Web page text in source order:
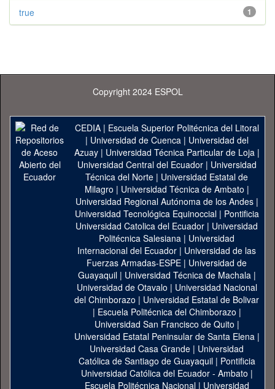
1
true
Copyright 2024 ESPOL
CEDIA| Escuela Superior Politécnica del Litoral
| Universidad de Cuenca| Universidad del
Azuay| Universidad Técnica Particular de Loja|
Universidad Central del Ecuador| Universidad
Técnica del Norte | Universidad Estatal de
Milagro | Universidad Técnica de Ambato |
Universidad Regional Autónoma de los Andes|
Universidad Tecnológica Equinoccial| Pontificia
Universidad Catolica del Ecuador | Universidad
Politécnica Salesiana | Universidad
Internacional del Ecuador | Universidad de las
Fuerzas Armadas-ESPE | Universidad de
Guayaquil| Universidad Técnica de Machala|
Universidad de Otavalo | Universidad Nacional
del Chimborazo | Universidad Estatal de Bolivar
| Escuela Politécnica del Chimborazo |
Universidad San Francisco de Quito |
Universidad Estatal Peninsular de Santa Elena|
Universidad Casa Grande | Universidad
Católica de Santiago de Guayaquil| Pontificia
Universidad Católica del Ecuador - Ambato |
Escuela Politécnica Nacional| Universidad